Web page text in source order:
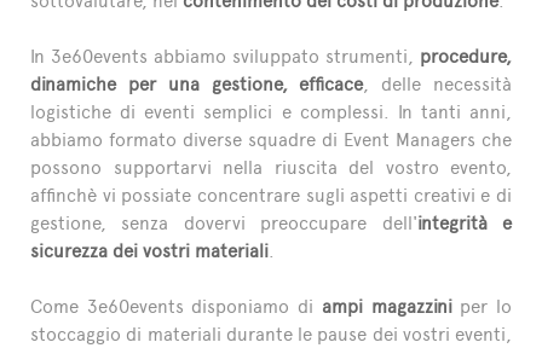
In 3e60events abbiamo sviluppato strumenti, procedure,
dinamiche per una gestione, efficace, delle necessità
logistiche di eventi semplici e complessi. In tanti anni,
abbiamo formato diverse squadre di Event Managers che
possono supportarvi nella riuscita del vostro evento,
affinchè vi possiate concentrare sugli aspetti creativi e di
gestione, senza dovervi preoccupare dell'integrità e
sicurezza dei vostri materiali.
Come 3e60events disponiamo di ampi magazziniper lo
stoccaggio di materiali durante le pause dei vostri eventi,